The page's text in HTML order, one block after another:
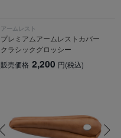
アームレスト
プレミアムアームレストカバー
クラシックグロッシー
販売価格 2,200 円(税込)